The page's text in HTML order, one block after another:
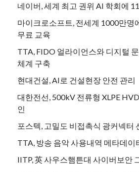
네이버, 세계 최고 권위 AI 학회에
마이크로소프트, 전세계 1000만명
무료 교육
TTA, FIDO 얼라이언스와 디지털
체계 구축
현대건설, AI로 건설현장 안전 관리
대한전선, 500kV 전류형 XLPE
인
포스텍, 고밀도 비접촉식 광커넥터
TTA, 방송 음악 사용내역 메타데이
IITP, 英 사우스햄튼대 사이버보안